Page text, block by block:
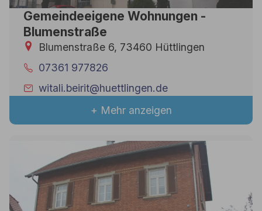
Gemeindeeigene Wohnungen -
Blumenstraße
Blumenstraße 6, 73460 Hüttlingen
07361 977826
witali.beirit@huettlingen.de
+ Mehr anzeigen